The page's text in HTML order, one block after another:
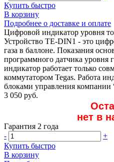
Купить быстро
В корзину
Подробнее о доставке и оплате
Цифровой индикатор уровня
Устройство TE-DIN1 - это
газа в баллоне. Показания
программного датчика уровня
индикатор работает только
коммутатором Tegas. Работа
блоками управления компании
3 050 руб.
нет в
Гарантия 2 года
-
+
Купить быстро
В корзину